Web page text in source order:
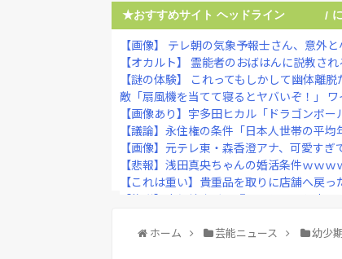
★おすすめサイト ヘッドライン /
【画像】 テレ朝の気象予報士さん、意外
【オカルト】 霊能者のおばはんに説教さ
【謎の体験】 これってもしかして幽体離脱
敵「扇風機を当てて寝るとヤバいぞ！」
【画像あり】宇多田ヒカル「ドラゴンボ
【議論】永住権の条件「日本人世帯の平
【画像】元テレ東・森香澄アナ、可愛す
【悲報】浅田真央ちゃんの婚活条件ｗｗ
【これは重い】貴重品を取りに店舗へ戻
【物議】高須幹弥氏、『みいちゃんと山田
【修羅場】落語家が清水良太郎さんを恨ん
ホーム 芸能ニュース 幼少